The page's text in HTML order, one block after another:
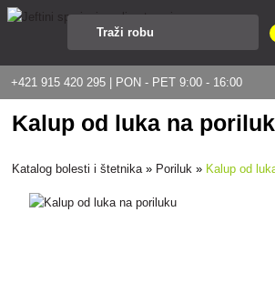
+421 915 420 295 | PON - PET 9:00 - 16:00
Kalup od luka na
Katalog bolesti i štetnika » Poriluk » Kalup od